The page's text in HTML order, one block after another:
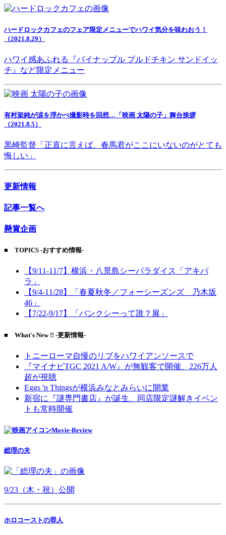
ハードロックカフェのフェア限定メニューでハワイ気分を味わおう！
（2021.8.29）
ハワイ感あふれる『パイナップル プルドチキン サンドイッ
チ』など限定メニュー
有村架純が涙を浮かべ撮影時を回想…「映画 太陽の子」舞台挨拶
（2021.8.5）
黒崎監督「正直に言えば、春馬君がここにいないのがとても
悔しい」
更新情報
記事一覧へ
懸賞企画
■ TOPICS -おすすめ情報-
【9/11-11/7】横浜・八景島シーパラダイス「アキパ
ラ」
【9/4-11/28】「春夏秋冬／フォーシーズンズ 乃木坂
46」
【7/22-9/17】「バンクシーって誰？展」
■ What's New !! -更新情報-
トニーローマ自慢のリブをハワイアンソースで
『マイナビTGC 2021 A/W』が無観客で開催、226万人
超が視聴
Eggs 'n Thingsが横浜みなとみらいに開業
新宿に『謎専門書店』が誕生、同店限定謎解きイベン
トも常時開催
Movie-Review
総理の夫
9/23（木・祝）公開
ホロコーストの罪人